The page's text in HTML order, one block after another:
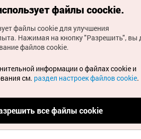
туризма Кореи Все
и проблемах, связанных с
ваши запросы на
электронной почты
файлы coockie.
файлы cookie для улучшения
Нажимая на кнопку "Разрешить", вы
файлов cookie.
информации о файлах cookie и
см. раздел настроек файлов cookie.
все файлы cookie